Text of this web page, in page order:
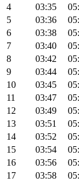
4
03:35
5
03:36
6
03:38
7
03:40
8
03:42
9
03:44
10
03:45
11
03:47
12
03:49
13
03:51
14
03:52
15
03:54
16
03:56
17
03:58